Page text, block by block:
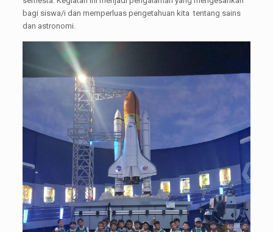
bagi siswa/i dan memperluas pengetahuan kita tentang sains
dan astronomi.